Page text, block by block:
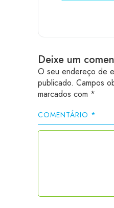
Deixe um
O seu endereço de
publicado. Campos
marcados com *
COMENTÁRIO *